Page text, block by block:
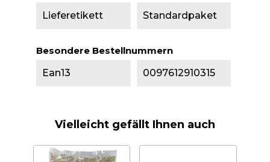
Lieferetikett
Standardpaket
Besondere Bestellnummern
Ean13
0097612910315
Vielleicht gefällt Ihnen auch